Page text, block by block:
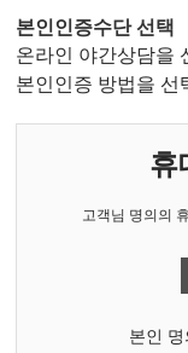
본인인증수단 선택
온라인 야간상담을
본인인증 방법을 선
휴
고객님 명의의
본인